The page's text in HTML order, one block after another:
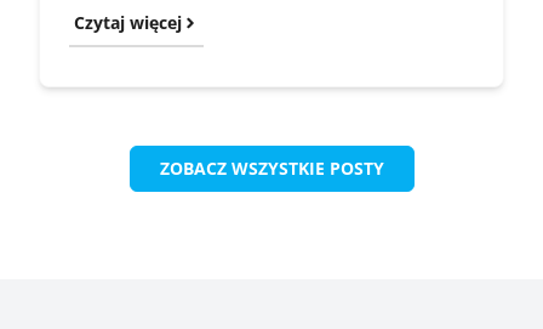
Czytaj więcej
ZOBACZ WSZYSTKIE POSTY